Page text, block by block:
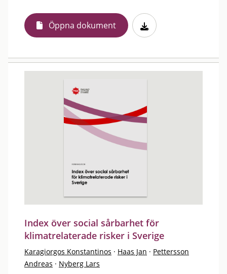
Öppna dokument
Index över social sårbarhet för
klimatrelaterade risker i Sverige
Karagiorgos Konstantinos · Haas Jan · Pettersson
Andreas · Nyberg Lars